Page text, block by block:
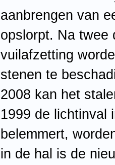
aanbrengen van
opslorpt. Na twee
vuilafzetting
stenen te
2008 kan het
1999 de lichtinval
belemmert,
in de hal is de